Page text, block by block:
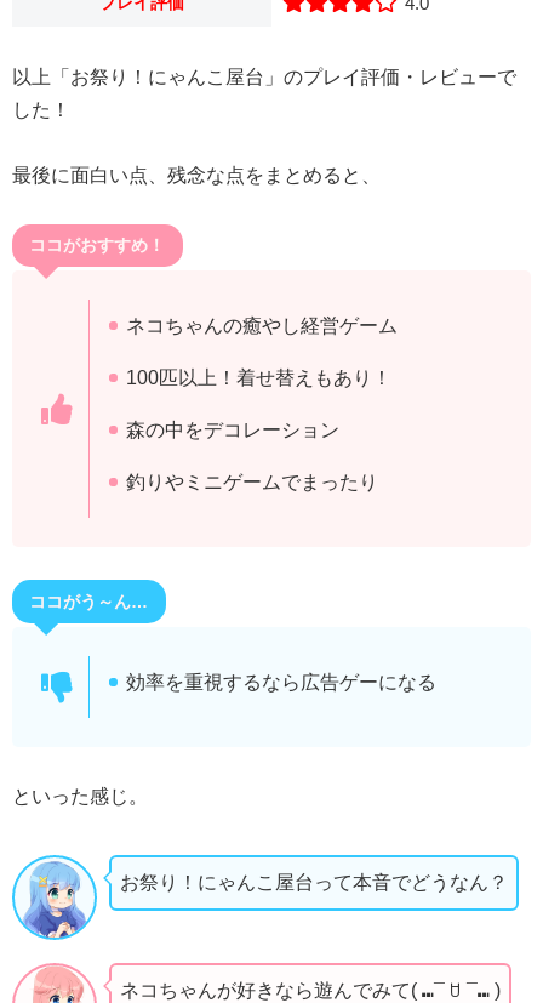
以上「お祭り！にゃんこ屋台」のプレイ評価・レビューで
した！
最後に面白い点、残念な点をまとめると、
ココがおすすめ！
ネコちゃんの癒やし経営ゲーム
100匹以上！着せ替えもあり！
森の中をデコレーション
釣りやミニゲームでまったり
ココがう～ん…
効率を重視するなら広告ゲーになる
といった感じ。
お祭り！にゃんこ屋台って本音でどうなん？
ネコちゃんが好きなら遊んでみて( ⑉¯ ꇴ ¯⑉ )